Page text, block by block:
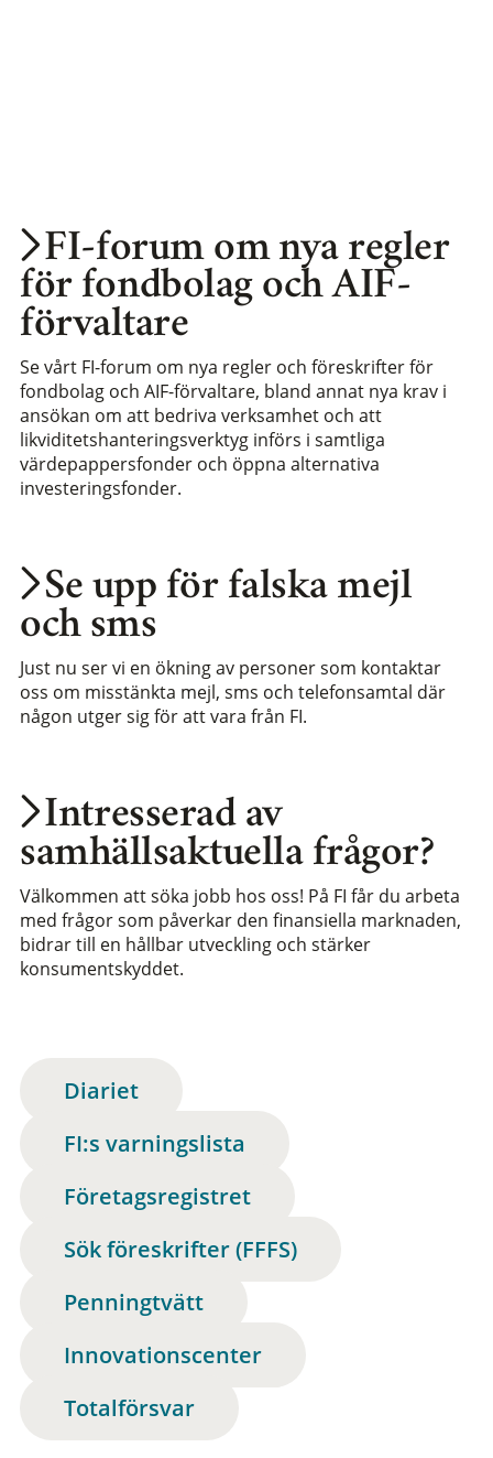
Intresserad av
samhällsaktuella frågor?
Välkommen att söka jobb hos oss! På FI får du arbeta
med frågor som påverkar den finansiella marknaden,
bidrar till en hållbar utveckling och stärker
konsumentskyddet.
Se upp för falska mejl
och sms
Just nu ser vi en ökning av personer som kontaktar
oss om misstänkta mejl, sms och telefonsamtal där
någon utger sig för att vara från FI.
FI-forum om nya regler
för fondbolag och AIF-
förvaltare
Se vårt FI-forum om nya regler och föreskrifter för
fondbolag och AIF-förvaltare, bland annat nya krav i
ansökan om att bedriva verksamhet och att
likviditetshanteringsverktyg införs i samtliga
värdepappersfonder och öppna alternativa
investeringsfonder.
Diariet
FI:s varningslista
Företagsregistret
Sök föreskrifter (FFFS)
Penningtvätt
Innovationscenter
Totalförsvar